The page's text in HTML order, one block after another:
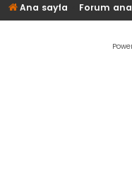
Ana sayfa Forum